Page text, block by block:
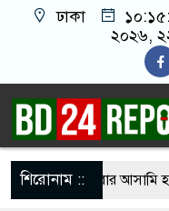
ঢাকা
২০২৬,
শিরোনাম ::
অপরাধে এবার আসামি